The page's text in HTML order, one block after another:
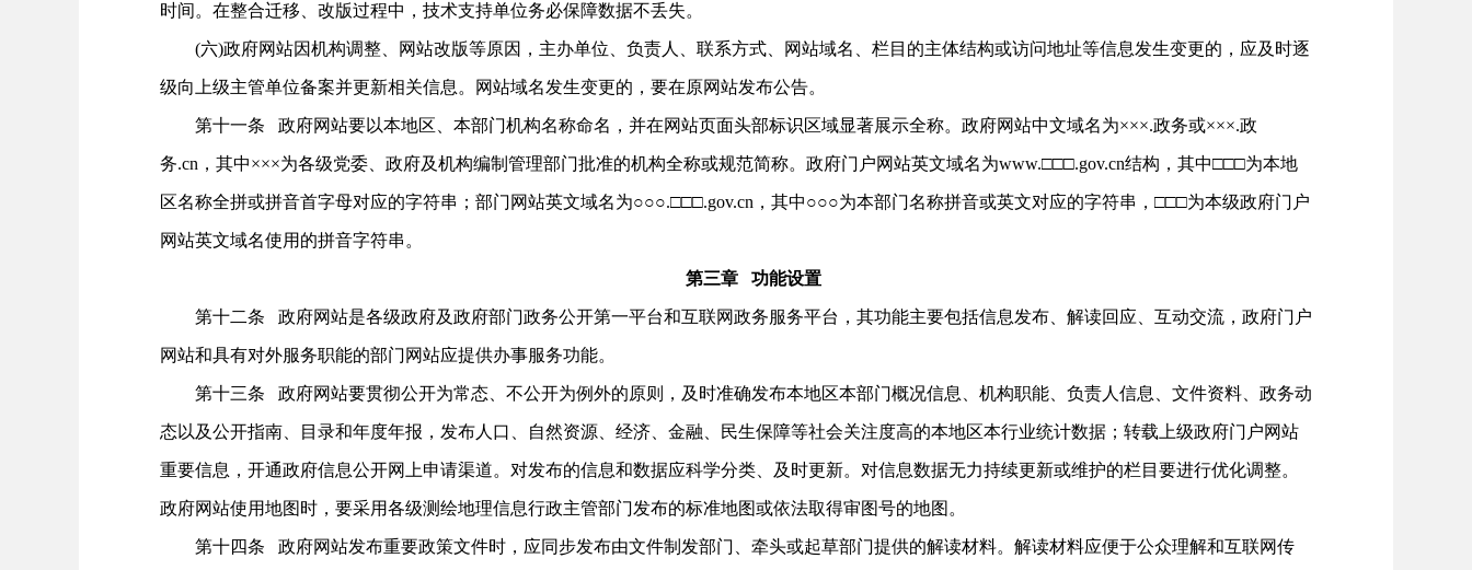
时间。在整合迁移、改版过程中，技术支持单位务必保障数据不丢失。
(六)政府网站因机构调整、网站改版等原因，主办单位、负责人、联系方式、网站域名、栏目的主体结构或访问地址等信息发生变更的，应及时逐
级向上级主管单位备案并更新相关信息。网站域名发生变更的，要在原网站发布公告。
第十一条 政府网站要以本地区、本部门机构名称命名，并在网站页面头部标识区域显著展示全称。政府网站中文域名为×××.政务或×××.政
务.cn，其中×××为各级党委、政府及机构编制管理部门批准的机构全称或规范简称。政府门户网站英文域名为www.□□□.gov.cn结构，其中□□□为本地
区名称全拼或拼音首字母对应的字符串；部门网站英文域名为○○○.□□□.gov.cn，其中○○○为本部门名称拼音或英文对应的字符串，□□□为本级政府门户
网站英文域名使用的拼音字符串。
第三章 功能设置
第十二条 政府网站是各级政府及政府部门政务公开第一平台和互联网政务服务平台，其功能主要包括信息发布、解读回应、互动交流，政府门户
网站和具有对外服务职能的部门网站应提供办事服务功能。
第十三条 政府网站要贯彻公开为常态、不公开为例外的原则，及时准确发布本地区本部门概况信息、机构职能、负责人信息、文件资料、政务动
态以及公开指南、目录和年度年报，发布人口、自然资源、经济、金融、民生保障等社会关注度高的本地区本行业统计数据；转载上级政府门户网站
重要信息，开通政府信息公开网上申请渠道。对发布的信息和数据应科学分类、及时更新。对信息数据无力持续更新或维护的栏目要进行优化调整。
政府网站使用地图时，要采用各级测绘地理信息行政主管部门发布的标准地图或依法取得审图号的地图。
第十四条 政府网站发布重要政策文件时，应同步发布由文件制发部门、牵头或起草部门提供的解读材料。解读材料应便于公众理解和互联网传